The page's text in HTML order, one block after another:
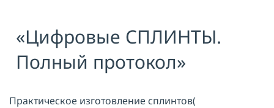
оферты, подтверждаю
ознакомление с политикой
конфиденциальности
и даю согласие
на обработку персональных данных
«Цифровые СПЛИНТЫ.
Полный протокол»
Практическое изготовление сплинтов(